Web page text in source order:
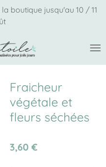
boutique jusqu'au 10 / 11
Fraicheur
végétale et
fleurs séchées
3,60 €